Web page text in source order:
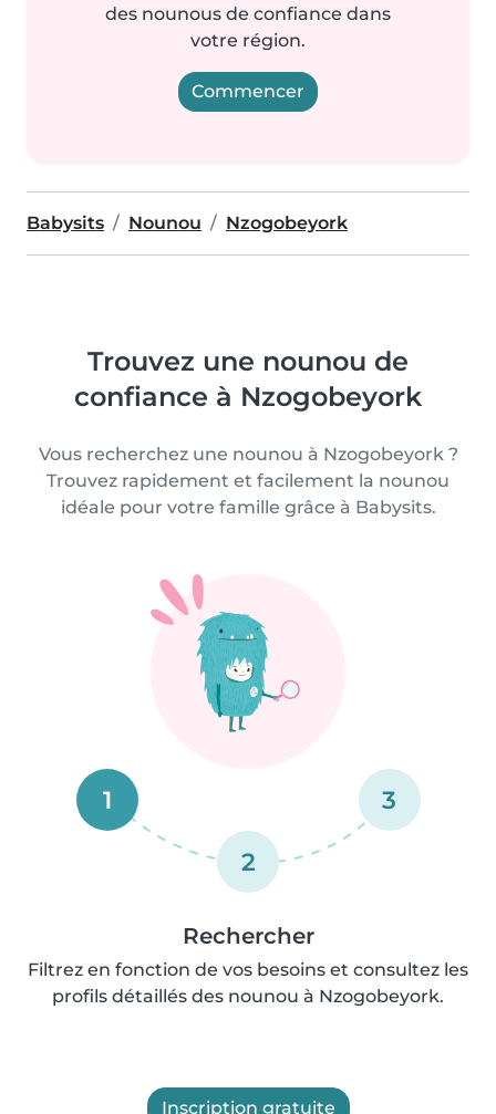
des nounous de confiance dans
votre région.
Commencer
Babysits Nounou Nzogobeyork
Trouvez une nounou de
confiance à Nzogobeyork
Vous recherchez une nounou à Nzogobeyork ?
Trouvez rapidement et facilement la nounou
idéale pour votre famille grâce à Babysits.
1
2
3
Rechercher
Filtrez en fonction de vos besoins et consultez les
profils détaillés des nounou à Nzogobeyork.
Inscription gratuite